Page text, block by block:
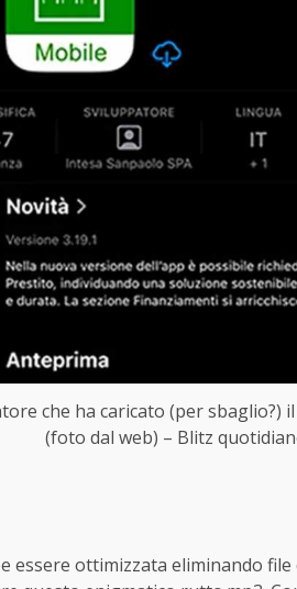
che ha caricato (per sbaglio?)
(foto dal web) – Blitz
essere ottimizzata eliminando